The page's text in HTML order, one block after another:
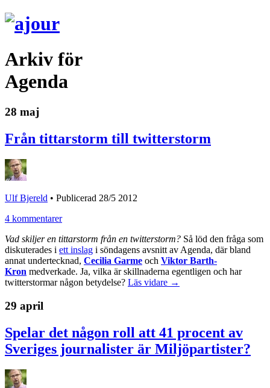
Arkiv för
Agenda
28 maj
Från tittarstorm till twitterstorm
Ulf Bjereld • Publicerad 28/5 2012
4 kommentarer
Vad skiljer en tittarstorm från en twitterstorm? Så löd den fråga som
diskuterades i ett inslag i söndagens avsnitt av Agenda, där bland
annat undertecknad, Cecilia Garme och Viktor Barth-
Kron medverkade. Ja, vilka är skillnaderna egentligen och har
twitterstormar någon betydelse? Läs vidare →
29 april
Spelar det någon roll att 41 procent av
Sveriges journalister är Miljöpartister?